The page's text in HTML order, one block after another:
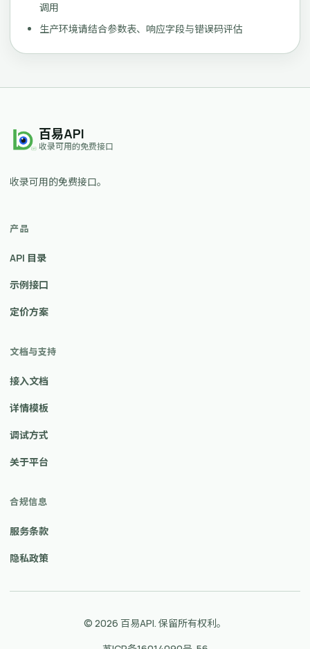
调用
生产环境请结合参数表、响应字段与错误码评估
百易API
收录可用的免费接口
收录可用的免费接口。
产品
API 目录
示例接口
定价方案
文档与支持
接入文档
详情模板
调试方式
关于平台
合规信息
服务条款
隐私政策
© 2026 百易API. 保留所有权利。